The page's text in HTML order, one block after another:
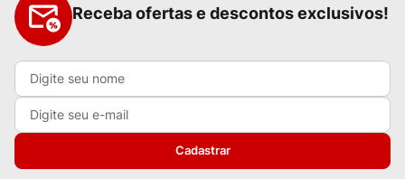
Receba ofertas e descontos exclusivos!
Cadastrar